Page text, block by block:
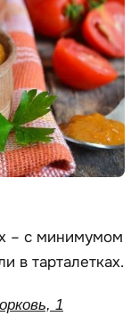
– с минимумом
в тарталетках.
1